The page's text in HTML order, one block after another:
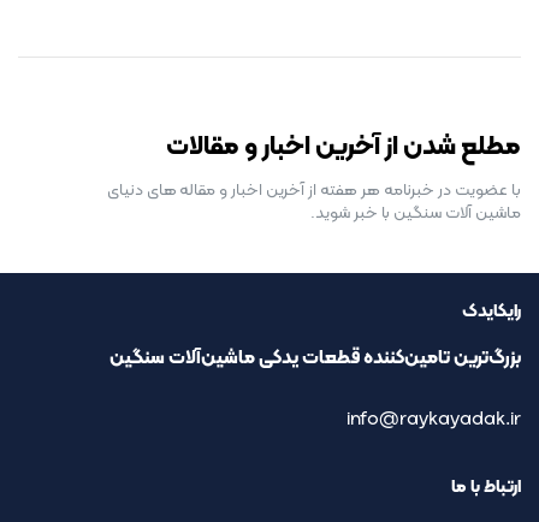
مطلع شدن از آخرین اخبار و مقالات
با عضویت در خبرنامه هر هفته از آخرین اخبار و مقاله های دنیای
ماشین آلات سنگین با خبر شوید.
رایکایدک
بزرگ‌ترین تامین‌کننده قطعات یدکی ماشین‌آلات سنگین
info@raykayadak.ir
ارتباط با ما